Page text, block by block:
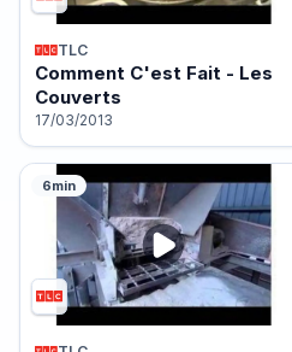
TLC
Comment C'est Fait - Les
Couverts
17/03/2013
6min